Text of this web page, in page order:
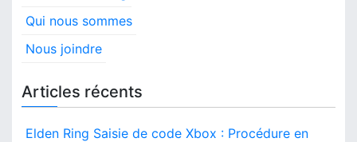
Qui nous sommes
Nous joindre
Articles récents
Elden Ring Saisie de code Xbox : Procédure en